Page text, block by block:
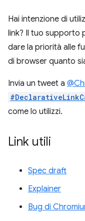
Hai intenzione di
link? Il tuo supporto
dare la priorità alle
di browser quanto
Invia un tweet a
come lo utilizzi.
Link utili
Spec draft
Explainer
Bug di